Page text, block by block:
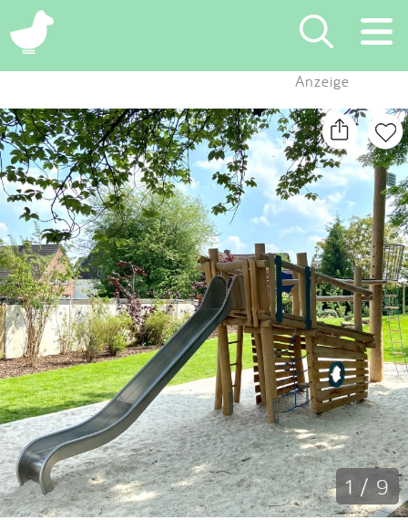
×
Suchen
Eintragen
App
Blog
Partner
Kontakt
Impressum
Anmelden
Anzeige
1 / 9